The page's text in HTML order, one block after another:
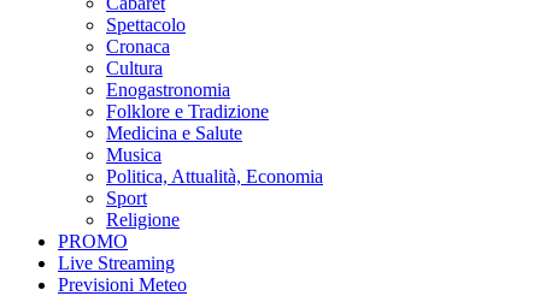
Spettacolo
Cronaca
Cultura
Enogastronomia
Folklore e Tradizione
Medicina e Salute
Musica
Politica, Attualità, Economia
Sport
Religione
PROMO
Live Streaming
Previsioni Meteo